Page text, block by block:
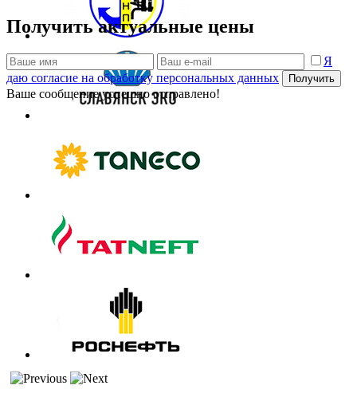
Получить актуальные цены
Я
даю согласие на обработку персональных данных
Получить
Ваше сообщение успешно отправлено!